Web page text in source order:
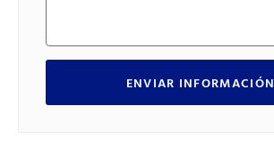
ENVIAR INFORMACIÓN